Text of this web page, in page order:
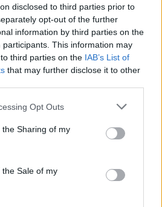
disclosed to third parties prior to
opt-out of the further
information by third parties on the
participants. This information may
third parties on the IAB’s List of
that may further disclose it to other
Opt Outs
Sharing of my
Sale of my